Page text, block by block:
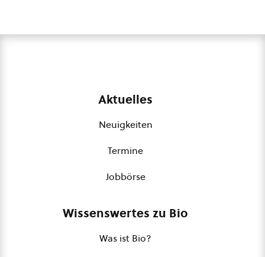
Aktuelles
Neuigkeiten
Termine
Jobbörse
Wissenswertes zu Bio
Was ist Bio?